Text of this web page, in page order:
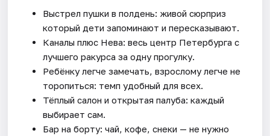
Выстрел пушки в полдень: живой сюрприз
который дети запоминают и пересказывают.
Каналы плюс Нева: весь центр Петербурга с
лучшего ракурса за одну прогулку.
Ребёнку легче замечать, взрослому легче не
торопиться: темп удобный для всех.
Тёплый салон и открытая палуба: каждый
выбирает сам.
Бар на борту: чай, кофе, снеки — не нужно